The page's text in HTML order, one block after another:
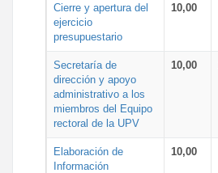
Cierre y apertura del
ejercicio
presupuestario
10,00
Secretaría de
dirección y apoyo
administrativo a los
miembros del Equipo
rectoral de la UPV
10,00
Elaboración de
Información
10,00